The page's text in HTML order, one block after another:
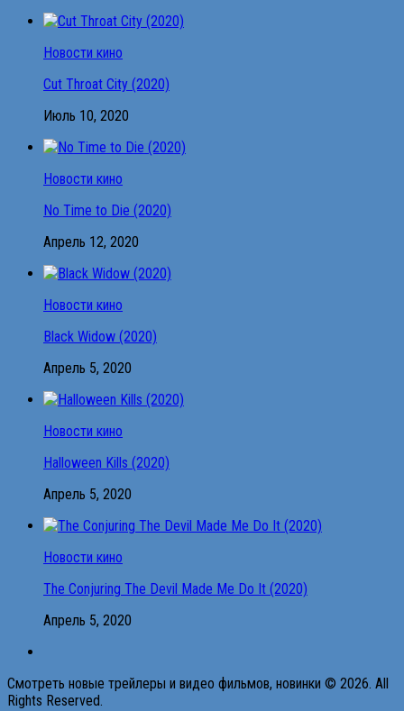
Новости кино
Cut Throat City (2020)
Июль 10, 2020
Новости кино
No Time to Die (2020)
Апрель 12, 2020
Новости кино
Black Widow (2020)
Апрель 5, 2020
Новости кино
Halloween Kills (2020)
Апрель 5, 2020
Новости кино
The Conjuring The Devil Made Me Do It (2020)
Апрель 5, 2020
Смотреть новые трейлеры и видео фильмов, новинки © 2026. All
Rights Reserved.